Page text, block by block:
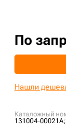
Каталожный
131004-00021A;
По
Нашли